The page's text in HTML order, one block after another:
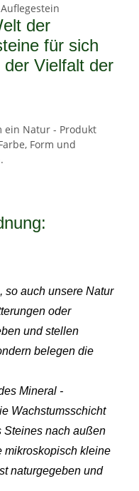
der
für sich
Vielfalt der
ein Natur - Produkt
Form und
so auch unsere Natur
oder
und stellen
belegen die
Mineral -
Wachstumsschicht
Steines nach außen
mikroskopisch kleine
naturgegeben und